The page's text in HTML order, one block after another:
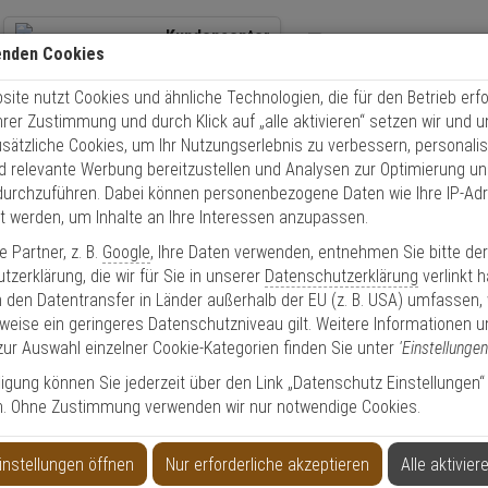
Kundencenter
Kontaktservice nutzen
Mo. - Do.: 8:00 - 16:30 Fr. 8:00 - 14:00 Uhr
Privatkunde
Geschäftskunden, Händler & Öffentliche
Zahlungskonditionen
Account Manager/Techniker
Unterstützung
Hohe
Ausführliche
Cookies
nutzt Cookies und ähnliche Technologien, die für den Betrieb
Zustimmung und durch Klick auf „alle aktivieren“ setzen wir und
Cookies, um Ihr Nutzungserlebnis zu verbessern,
relevante Werbung bereitzustellen und Analysen zur Optimierung
Dabei können personenbezogene Daten wie Ihre IP-
werden, um Inhalte an Ihre Interessen anzupassen.
Partner, z. B. Google, Ihre Daten verwenden, entnehmen Sie bitte
die wir für Sie in unserer Datenschutzerklärung verlinkt
den Datentransfer in Länder außerhalb der EU (z. B. USA) umfassen,
ein geringeres Datenschutzniveau gilt. Weitere Informationen
Auswahl einzelner Cookie-Kategorien finden Sie unter
können Sie jederzeit über den Link „Datenschutz
Ohne Zustimmung verwenden wir nur notwendige Cookies.
öffnen Nur erforderliche akzeptieren Alle